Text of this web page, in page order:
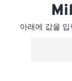
아래에 값을